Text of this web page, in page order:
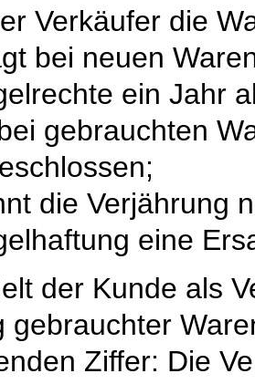
Verkäufer die
bei neuen
ein Jahr
gebrauchten
die Verjährung
eine
der Kunde als
gebrauchter
Ziffer: Die